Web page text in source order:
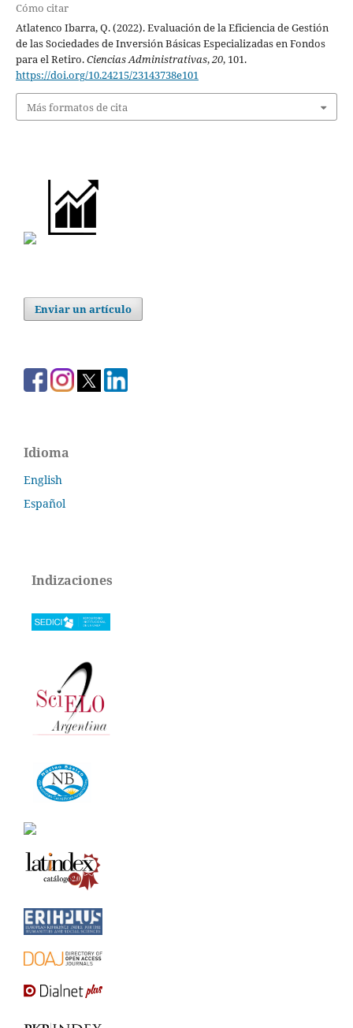
Cómo citar
Atlatenco Ibarra, Q. (2022). Evaluación de la Eficiencia de Gestión
de las Sociedades de Inversión Básicas Especializadas en Fondos
para el Retiro.Ciencias Administrativas,20, 101.
https://doi.org/10.24215/23143738e101
Más formatos de cita
Enviar un artículo
Idioma
English
Español
Indizaciones